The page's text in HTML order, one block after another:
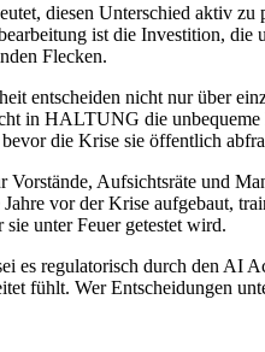
diesen Unterschied aktiv
ist die Investition,
Flecken.
entscheiden nicht nur über
in HALTUNG die unbequeme
bevor die Krise sie öffentlich
Vorstände, Aufsichtsräte und
vor der Krise aufgebaut,
unter Feuer getestet wird.
es regulatorisch durch den
fühlt. Wer Entscheidungen